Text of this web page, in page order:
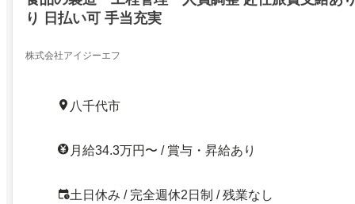
り 日払い可 手当充実
株式会社アイジーエフ
八千代市
月給34.3万円〜 / 賞与・昇給あり
土日休み / 完全週休2日制 / 残業なし